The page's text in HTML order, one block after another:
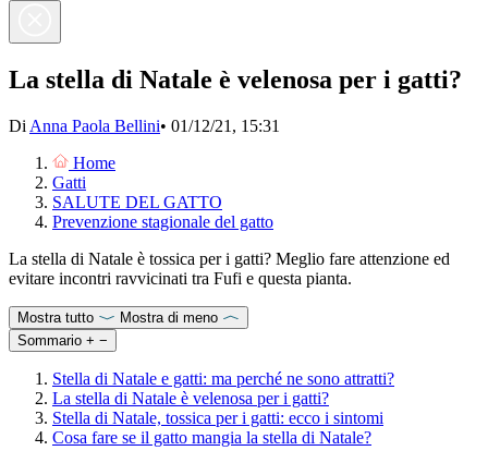
La stella di Natale è velenosa per i gatti?
Di Anna Paola Bellini• 01/12/21, 15:31
Home
Gatti
SALUTE DEL GATTO
Prevenzione stagionale del gatto
La stella di Natale è tossica per i gatti? Meglio fare attenzione ed
evitare incontri ravvicinati tra Fufi e questa pianta.
Mostra tutto
Mostra di meno
Sommario + −
Stella di Natale e gatti: ma perché ne sono attratti?
La stella di Natale è velenosa per i gatti?
Stella di Natale, tossica per i gatti: ecco i sintomi
Cosa fare se il gatto mangia la stella di Natale?